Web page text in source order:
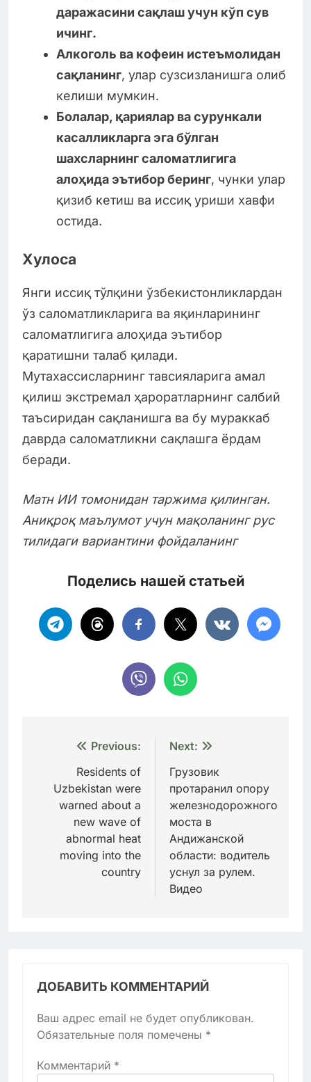
даражасини сақлаш учун кўп сув
ичинг.
Алкоголь ва кофеин истеъмолидан
сақланинг, улар сузсизланишга олиб
келиши мумкин.
Болалар, қариялар ва сурункали
касалликларга эга бўлган
шахсларнинг саломатлигига
алоҳида эътибор беринг, чунки улар
қизиб кетиш ва иссиқ уриши хавфи
остида.
Хулоса
Янги иссиқ тўлқини ўзбекистонликлардан
ўз саломатликларига ва яқинларининг
саломатлигига алоҳида эътибор
қаратишни талаб қилади.
Мутахассисларнинг тавсияларига амал
қилиш экстремал ҳароратларнинг салбий
таъсиридан сақланишга ва бу мураккаб
даврда саломатликни сақлашга ёрдам
беради.
Матн ИИ томонидан таржима қилинган.
Аниқроқ маълумот учун мақоланинг рус
тилидаги вариантини фойдаланинг
Поделись нашей статьей
Навигация
записям
Previous:
Residents of
Uzbekistan were
warned about a
new wave of
abnormal heat
moving into the
country
Next:
Грузовик
протаранил опору
железнодорожного
моста в
Андижанской
области: водитель
уснул за рулем.
Видео
ДОБАВИТЬ КОММЕНТАРИЙ
Ваш адрес email не будет опубликован.
Обязательные поля помечены *
Комментарий *